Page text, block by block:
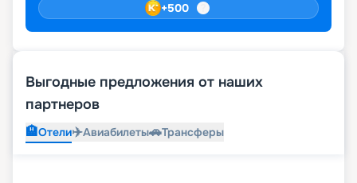
+500
Выгодные предложения от наших
партнеров
🏨Отели✈️Авиабилеты🚗Трансферы